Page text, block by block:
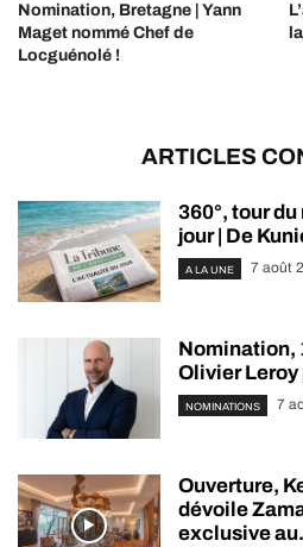
Nomination, Bretagne | Yann
Maget nommé Chef de
Locguénolé !
ARTICLES
360°, tour du
jour | De
A LA UNE 7 août
Nomination,
Olivier Leroy
NOMINATIONS 7
Ouverture,
dévoile
exclusive